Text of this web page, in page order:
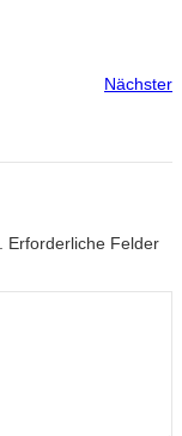
Nächster
Erforderliche Felder